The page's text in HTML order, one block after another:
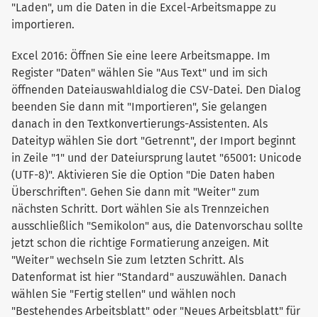
"Laden", um die Daten in die Excel-Arbeitsmappe zu
importieren.
Excel 2016: Öffnen Sie eine leere Arbeitsmappe. Im
Register "Daten" wählen Sie "Aus Text" und im sich
öffnenden Dateiauswahldialog die CSV-Datei. Den Dialog
beenden Sie dann mit "Importieren", Sie gelangen
danach in den Textkonvertierungs-Assistenten. Als
Dateityp wählen Sie dort "Getrennt", der Import beginnt
in Zeile "1" und der Dateiursprung lautet "65001: Unicode
(UTF-8)". Aktivieren Sie die Option "Die Daten haben
Überschriften". Gehen Sie dann mit "Weiter" zum
nächsten Schritt. Dort wählen Sie als Trennzeichen
ausschließlich "Semikolon" aus, die Datenvorschau sollte
jetzt schon die richtige Formatierung anzeigen. Mit
"Weiter" wechseln Sie zum letzten Schritt. Als
Datenformat ist hier "Standard" auszuwählen. Danach
wählen Sie "Fertig stellen" und wählen noch
"Bestehendes Arbeitsblatt" oder "Neues Arbeitsblatt" für